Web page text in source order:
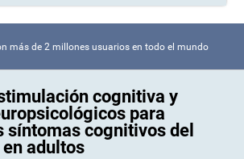
más de 2 millones usuarios en todo el mundo
cognitiva y
para
síntomas cognitivos del
en adultos